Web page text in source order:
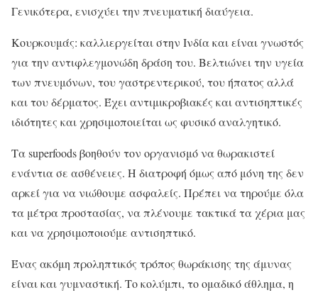
Γενικότερα, ενισχύει την πνευματική διαύγεια.
Κουρκουμάς: καλλιεργείται στην Ινδία και είναι γνωστός
για την αντιφλεγμονώδη δράση του. Βελτιώνει την υγεία
των πνευμόνων, του γαστρεντερικού, του ήπατος αλλά
και του δέρματος. Έχει αντιμικροβιακές και αντισηπτικές
ιδιότητες και χρησιμοποιείται ως φυσικό αναλγητικό.
Τα superfoods βοηθούν τον οργανισμό να θωρακιστεί
ενάντια σε ασθένειες. Η διατροφή όμως από μόνη της δεν
αρκεί για να νιώθουμε ασφαλείς. Πρέπει να τηρούμε όλα
τα μέτρα προστασίας, να πλένουμε τακτικά τα χέρια μας
και να χρησιμοποιούμε αντισηπτικό.
Ένας ακόμη προληπτικός τρόπος θωράκισης της άμυνας
είναι και γυμναστική. Το κολύμπι, το ομαδικό άθλημα, η